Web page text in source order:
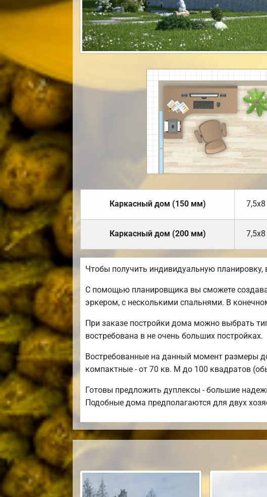
Каркасный дом (150 мм) 7,5х8
Каркасный дом (200 мм) 7,5х8
Чтобы получить индивидуальную
С помощью планировщика вы сможете
эркером, с несколькими спальнями. В
При заказе постройки дома можно выбрать
востребована в не очень больших постройках.
Востребованные на данный момент размеры
компактные - от 70 кв. М до 100 квадратов
Готовы предложить дуплексы - большие
Подобные дома предполагаются для двух